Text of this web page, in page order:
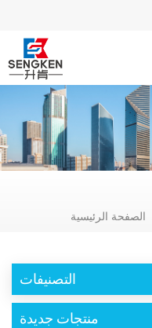
الصفحة الرئيسية
التصنيفات
منتجات جديدة